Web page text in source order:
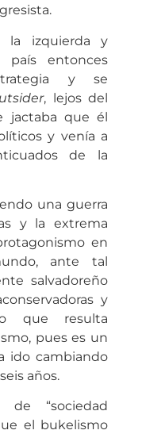
la izquierda y
país entonces
y se
, lejos del
jactaba que él
y venía a
de la
una guerra
y la extrema
en
ante tal
salvadoreño
y
que resulta
pues es un
ido cambiando
años.
de “sociedad
el bukelismo